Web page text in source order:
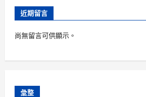
近期留言
尚無留言可供顯示。
彙整